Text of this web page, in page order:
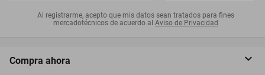
Al registrarme, acepto que mis datos sean tratados para fines
mercadotécnicos de acuerdo al Aviso de Privacidad
Compra ahora